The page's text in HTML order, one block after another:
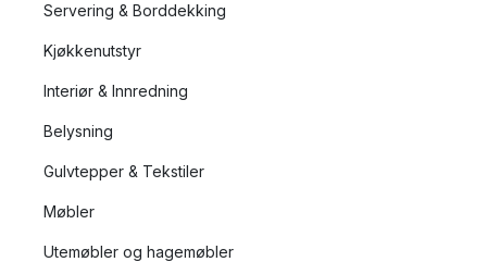
Servering & Borddekking
Kjøkkenutstyr
Interiør & Innredning
Belysning
Gulvtepper & Tekstiler
Møbler
Utemøbler og hagemøbler